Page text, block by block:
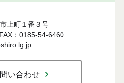
上町１番３号
FAX：0185-54-6460
い合わせ